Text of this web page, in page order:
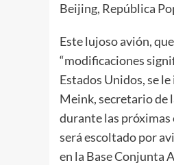
Beijing, República
Este lujoso avión,
“modificaciones
Estados Unidos, se
Meink, secretario de
durante las próximas
será escoltado por
en la Base Conjunta